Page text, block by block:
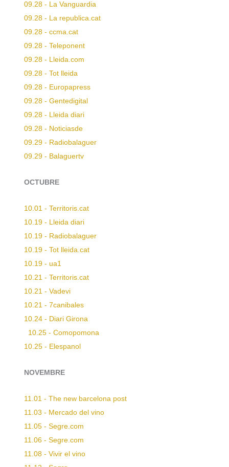
09.28 - La Vanguardia
09.28 - La republica.cat
09.28 - ccma.cat
09.28 - Teleponent
09.28 - Lleida.com
09.28 - Tot lleida
09.28 - Europapress
09.28 - Gentedigital
09.28 - Lleida diari
09.28 - Noticiasde
09.29 - Radiobalaguer
09.29 - Balaguertv
OCTUBRE
10.01 - Territoris.cat
10.19 - Lleida diari
10.19 - Radiobalaguer
10.19 - Tot lleida.cat
10.19 - ua1
10.21 - Territoris.cat
10.21 - Vadevi
10.21 - 7canibales
10.24 - Diari Girona
10.25 - Comopomona
10.25 - Elespanol
NOVEMBRE
11.01 - The new barcelona post
11.03 - Mercado del vino
11.05 - Segre.com
11.06 - Segre.com
11.08 - Vivir el vino